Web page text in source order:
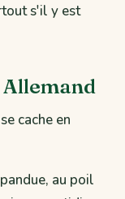
s'il y est
cache en
au poil